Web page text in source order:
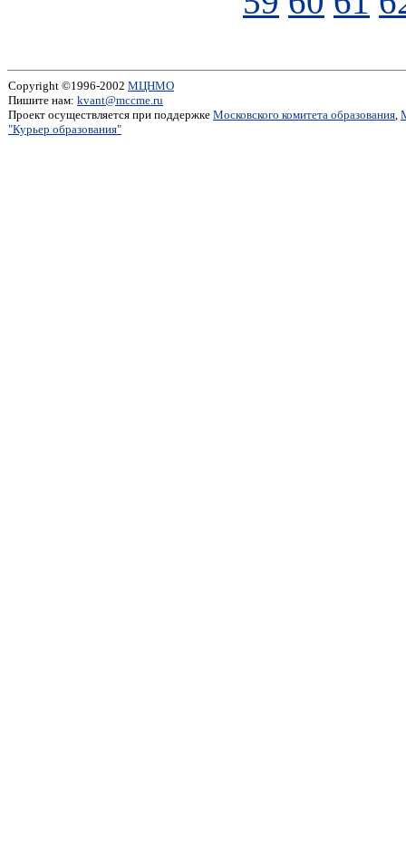
Copyright ©1996-2002 МЦНМО
Пишите нам: kvant@mccme.ru
Проект осуществляется при поддержке Московского комитета образования,
"Курьер образования"